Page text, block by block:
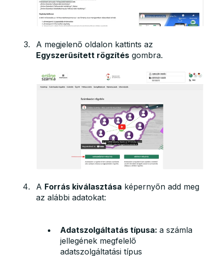
A megjelenő oldalon kattints az
Egyszerűsített rögzítés gombra.
A Forrás kiválasztása képernyőn add meg
az alábbi adatokat:
Adatszolgáltatás típusa: a számla
jellegének megfelelő
adatszolgáltatási típus